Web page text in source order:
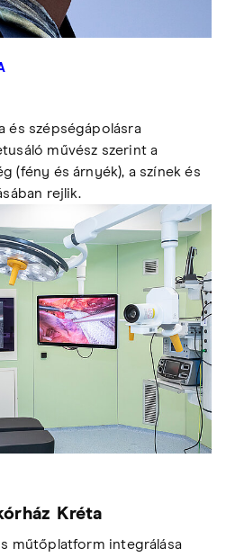
és szépségápolásra
művész szerint a
(fény és árnyék), a színek és
rejlik.
Kréta
műtőplatform integrálása